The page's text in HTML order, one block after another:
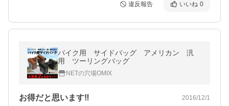
違反報告 いいね 0
バイク用 サイドバッグ アメリカン 汎
用 ツーリングバッグ
NETの穴場OMIX
お得だと思います‼︎ 2016/12/1